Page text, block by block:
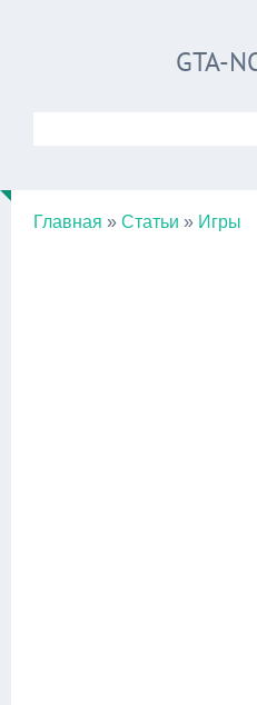
GTA-
Главная » Статьи » Игры